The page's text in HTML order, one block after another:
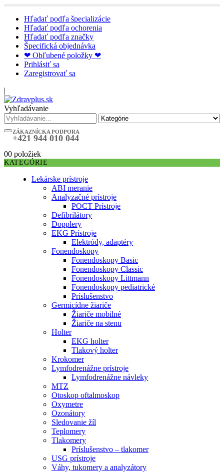
Hľadať podľa špecializácie
Hľadať podľa ochorenia
Hľadať podľa značky
Špecifická objednávka
❤ Obľubené položky ❤
Prihlásiť sa
Zaregistrovať sa
|
Vyhľadávanie
ZÁKAZNÍCKA PODPORA
+421 944 010 044
00 položiek
KATEGÓRIE
Lekárske prístroje
ABI meranie
Analyzačné prístroje
POCT Prístroje
Defibrilátory
Dopplery
EKG Prístroje
Elektródy, adaptéry
Fonendoskopy
Fonendoskopy Basic
Fonendoskopy Classic
Fonendoskopy Littmann
Fonendoskopy pediatrické
Príslušenstvo
Germicídne žiariče
Žiariče mobilné
Žiariče na stenu
Holter
EKG holter
Tlakový holter
Krokomer
Lymfodrenážne prístroje
Lymfodrenážne návleky
MTZ
Otoskop oftalmoskop
Oxymetre
Ozonátory
Sledovanie žíl
Teplomery
Tlakomery
Príslušenstvo – tlakomer
USG prístroje
Váhy, tukomery a analyzátory